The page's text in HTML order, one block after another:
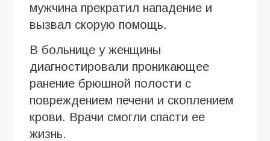
мужчина прекратил нападение и
вызвал скорую помощь.
В больнице у женщины
диагностировали проникающее
ранение брюшной полости с
повреждением печени и скоплением
крови. Врачи смогли спасти ее
жизнь.